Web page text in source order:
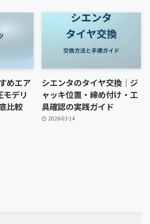
めエア
モデリ
比較
シエンタのタイヤ交換｜ジ
ャッキ位置・締め付け・工
具確認の実践ガイド
2026-03-14